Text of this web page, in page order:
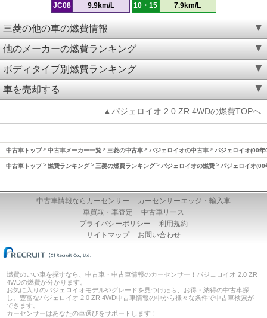
JC08 9.9km/L 10・15 7.9km/L
三菱の他の車の燃費情報
他のメーカーの燃費ランキング
ボディタイプ別燃費ランキング
車を売却する
▲パジェロイオ 2.0 ZR 4WDの燃費TOPへ
中古車トップ 中古車メーカー一覧 三菱の中古車 パジェロイオの中古車 パジェロイオ(00
中古車トップ 燃費ランキング 三菱の燃費ランキング パジェロイオの燃費 パジェロイオ
中古車情報ならカーセンサー
カーセンサーエッジ・輸入車
車買取・車査定
中古車リース
プライバシーポリシー
利用規約
サイトマップ
お問い合わせ
燃費のいい車を探すなら、中古車・中古車情報のカーセンサー！パジェロイオ 2.0 ZR
4WDの燃費が分かります。
お気に入りのパジェロイオモデルやグレードを見つけたら、お得・納得の中古車探
し。豊富なパジェロイオ 2.0 ZR 4WD中古車情報の中から様々な条件で中古車検索が
できます。
カーセンサーはあなたの車選びをサポートします！